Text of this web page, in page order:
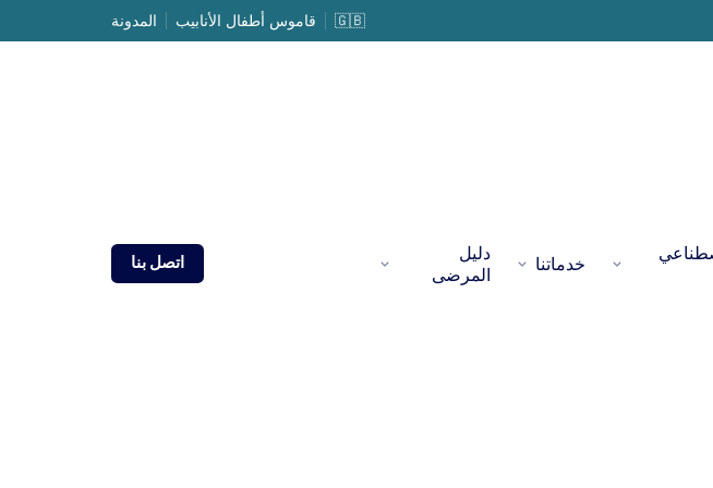
المدونة قاموس أطفال الأنابيب 🇬🇧
خدماتنا
دليل
المرضى
اتصل بنا